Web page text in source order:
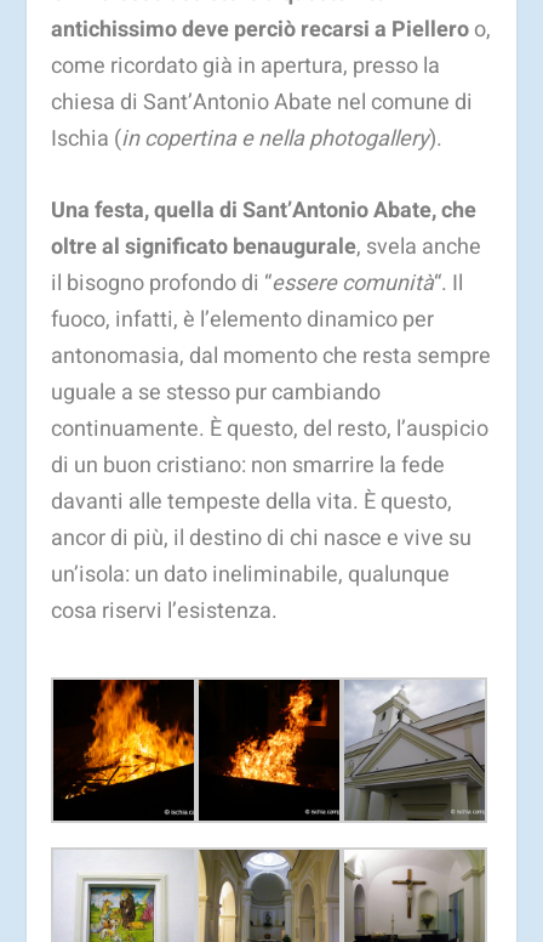
antichissimo deve perciò recarsi a Pielleroo,
come ricordato già in apertura, presso la
chiesa di Sant’Antonio Abate nel comune di
Ischia (in copertina e nella photogallery).
Una festa, quella di Sant’Antonio Abate, che
oltre al significato benaugurale, svela anche
il bisogno profondo di “essere comunità“. Il
fuoco, infatti, è l’elemento dinamico per
antonomasia, dal momento che resta sempre
uguale a se stesso pur cambiando
continuamente. È questo, del resto, l’auspicio
di un buon cristiano: non smarrire la fede
davanti alle tempeste della vita. È questo,
ancor di più, il destino di chi nasce e vive su
un’isola: un dato ineliminabile, qualunque
cosa riservi l’esistenza.